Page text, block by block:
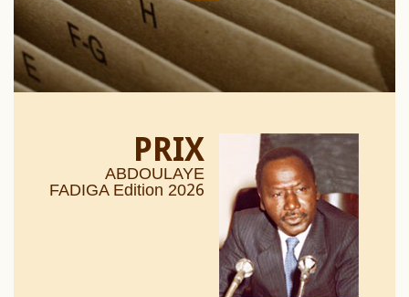
PRIX
ABDOULAYE
FADIGA Edition 2026